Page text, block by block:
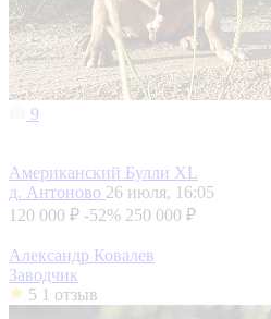
9
Американский Булли XL
д. Антоново 26 июля, 16:05
120 000 ₽ -52% 250 000 ₽
Александр Ковалев
Заводчик
5 1 отзыв